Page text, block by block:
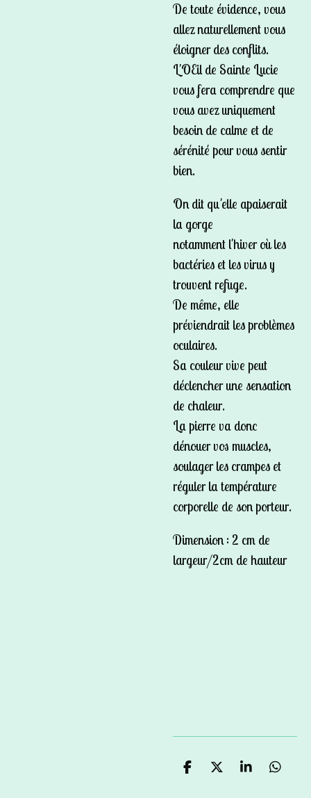
De toute évidence, vous
allez naturellement vous
éloigner des conflits.
L'OEil de Sainte Lucie
vous fera comprendre que
vous avez uniquement
besoin de calme et de
sérénité pour vous sentir
bien.
On dit qu'elle apaiserait
la gorge
notamment l'hiver où les
bactéries et les virus y
trouvent refuge.
De même, elle
préviendrait les problèmes
oculaires.
Sa couleur vive peut
déclencher une sensation
de chaleur.
La pierre va donc
dénouer vos muscles,
soulager les crampes et
réguler la température
corporelle de son porteur.
Dimension : 2 cm de
largeur/2cm de hauteur
P
P
P
P